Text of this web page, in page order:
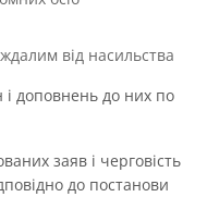
від насильства
і доповнень до них по
заяв і черговість
до постанови